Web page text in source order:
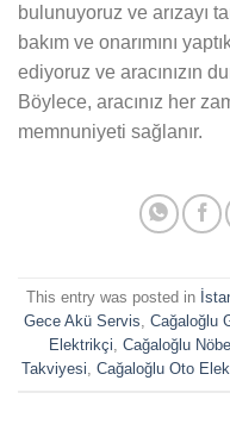
bulunuyoruz ve arızayı
bakım ve onarımını
ediyoruz ve aracınızın
Böylece, aracınız her
memnuniyeti sağlanır.
This entry was posted in
Gece Akü Servis, Cağaloğlu
Elektrikçi, Cağaloğlu
Takviyesi, Cağaloğlu Oto